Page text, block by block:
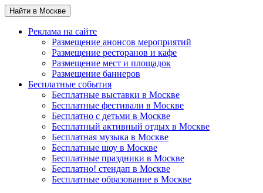
Найти в Москве
Реклама на сайте
Размещение анонсов мероприятий
Размещение ресторанов и кафе
Размещение мест и площадок
Размещение баннеров
Бесплатные события
Бесплатные выставки в Москве
Бесплатные фестивали в Москве
Бесплатно с детьми в Москве
Бесплатный активный отдых в Москве
Бесплатная музыка в Москве
Бесплатные шоу в Москве
Бесплатные праздники в Москве
Бесплатно! стендап в Москве
Бесплатные образование в Москве